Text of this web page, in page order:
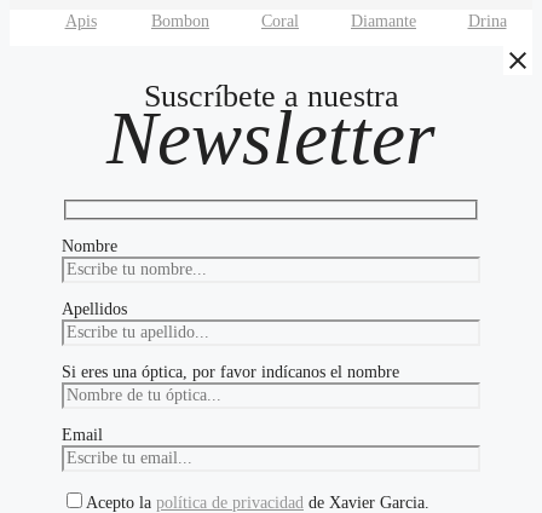
Apis Bombon Coral Diamante Drina
Suscríbete a nuestra
Newsletter
Nombre
Apellidos
Si eres una óptica, por favor indícanos el nombre
Email
Acepto la política de privacidad de Xavier Garcia.